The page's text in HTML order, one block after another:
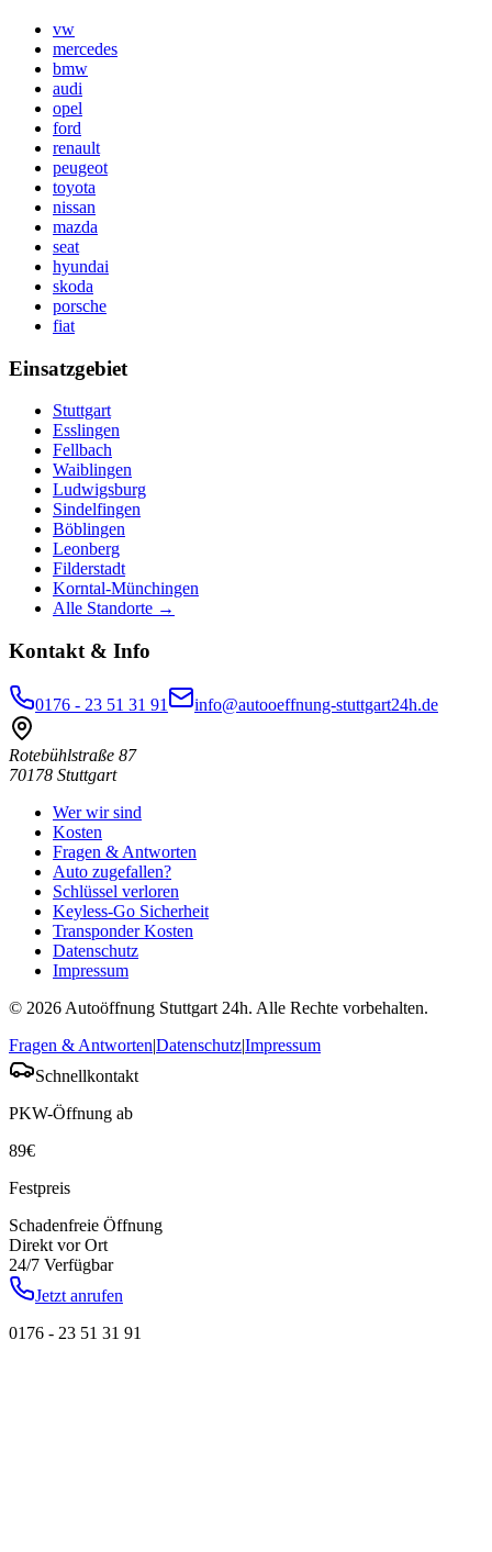
vw
mercedes
bmw
audi
opel
ford
renault
peugeot
toyota
nissan
mazda
seat
hyundai
skoda
porsche
fiat
Einsatzgebiet
Stuttgart
Esslingen
Fellbach
Waiblingen
Ludwigsburg
Sindelfingen
Böblingen
Leonberg
Filderstadt
Korntal-Münchingen
Alle Standorte →
Kontakt & Info
0176 - 23 51 31 91 info@autooeffnung-stuttgart24h.de
Rotebühlstraße 87
70178 Stuttgart
Wer wir sind
Kosten
Fragen & Antworten
Auto zugefallen?
Schlüssel verloren
Keyless-Go Sicherheit
Transponder Kosten
Datenschutz
Impressum
© 2026 Autoöffnung Stuttgart 24h. Alle Rechte vorbehalten.
Fragen & Antworten|Datenschutz|Impressum
Schnellkontakt
PKW-Öffnung ab
89€
Festpreis
Schadenfreie Öffnung
Direkt vor Ort
24/7 Verfügbar
Jetzt anrufen
0176 - 23 51 31 91